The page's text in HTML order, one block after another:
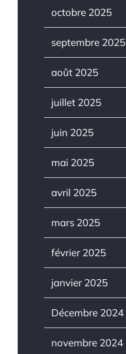
octobre 2025
septembre 2025
août 2025
juillet 2025
juin 2025
mai 2025
avril 2025
mars 2025
février 2025
janvier 2025
Décembre 2024
novembre 2024